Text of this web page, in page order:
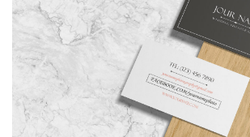
Free Template #33
Photographer Marketing Templates
Darmowe Pobieranie